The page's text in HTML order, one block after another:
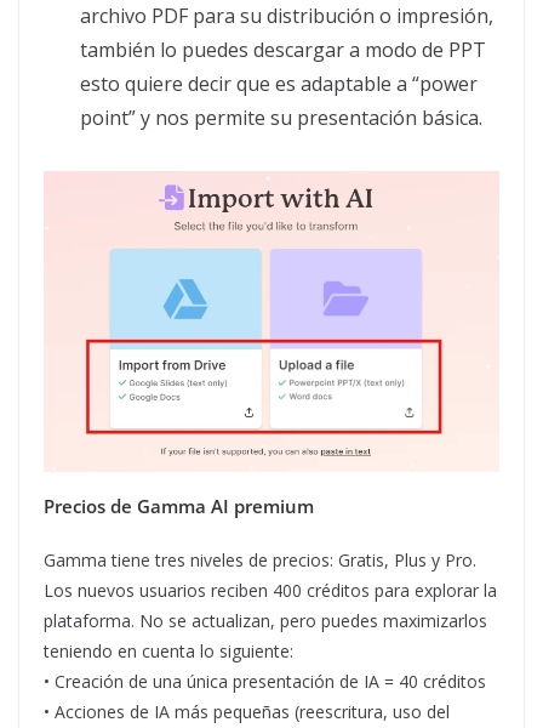
archivo PDF para su distribución o impresión,
también lo puedes descargar a modo de PPT
esto quiere decir que es adaptable a “power
point” y nos permite su presentación básica.
Precios de Gamma AI premium
Gamma tiene tres niveles de precios: Gratis, Plus y Pro.
Los nuevos usuarios reciben 400 créditos para explorar la
plataforma. No se actualizan, pero puedes maximizarlos
teniendo en cuenta lo siguiente:
• Creación de una única presentación de IA = 40 créditos
• Acciones de IA más pequeñas (reescritura, uso del